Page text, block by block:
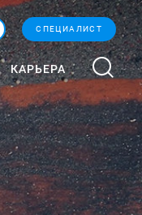
СПЕЦИАЛИСТ
КАРЬЕРА